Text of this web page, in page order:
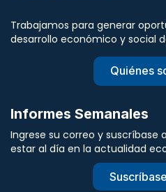
Trabajamos para generar
desarrollo económico y social
Quiénes
Informes Semanales
Ingrese su correo y suscríbase
estar al día en la actualidad